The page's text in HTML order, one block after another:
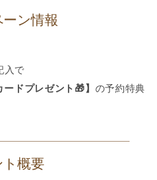
ン情報
入で
ドプレゼント🎁】 の予約特典
概要